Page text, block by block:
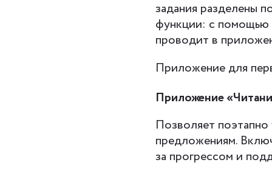
задания разделены
функции: с помощью
проводит в
Приложение для
Приложение
Позволяет поэтапно
предложениям.
за прогрессом и